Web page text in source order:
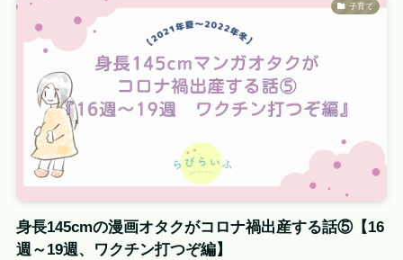
子育て
身長145cmの漫画オタクがコロナ禍出産する話⑤【16
週～19週、ワクチン打つぞ編】